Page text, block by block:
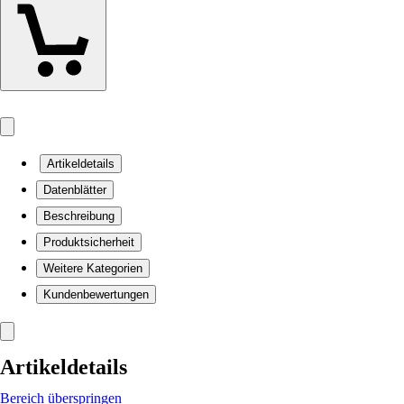
Artikeldetails
Datenblätter
Beschreibung
Produktsicherheit
Weitere Kategorien
Kundenbewertungen
Artikeldetails
Bereich überspringen